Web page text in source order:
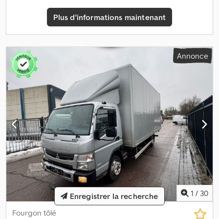
l’allemand, le russe et d’autres langues :
Plus d'informations maintenant
Annonce
1 / 30
Fourgon tôlé
Enregistrer la recherche